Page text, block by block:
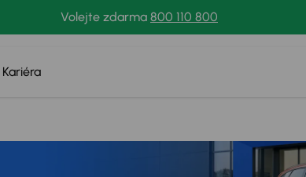
Volejte zdarma 800 110 800
Kariéra